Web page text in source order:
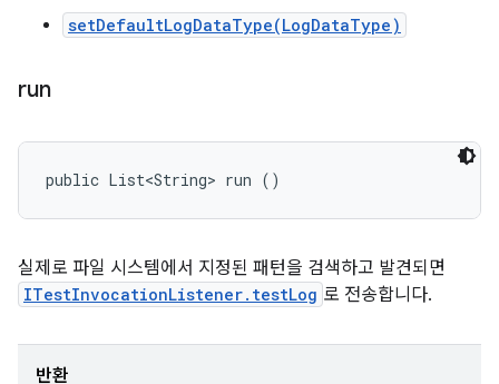
setDefaultLogDataType(LogDataType)
run
public List<String> run ()
실제로 파일 시스템에서 지정된 패턴을 검색하고 발견되면
ITestInvocationListener.testLog 로 전송합니다.
반환